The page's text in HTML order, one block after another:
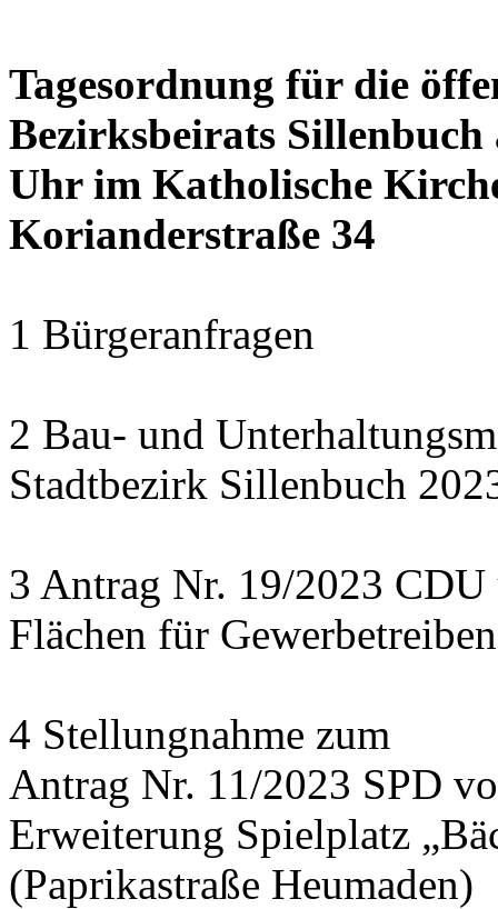
Tagesordnung für die
Bezirksbeirats
Uhr im Katholische
Korianderstraße 34
1 Bürgeranfragen
2 Bau- und
Stadtbezirk Sillenbuch
3 Antrag Nr. 19/2023
Flächen für
4 Stellungnahme zum
Antrag Nr. 11/2023 SPD
Erweiterung Spielplatz
(Paprikastraße Heumaden)